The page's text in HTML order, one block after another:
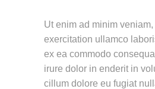
Ut enim ad minim
exercitation ullamco
ex ea commodo
irure dolor in enderit in
cillum dolore eu fugiat